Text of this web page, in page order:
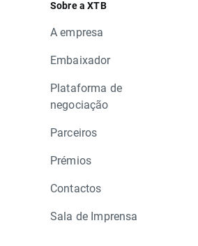
Sobre a XTB
A empresa
Embaixador
Plataforma de
negociação
Parceiros
Prémios
Contactos
Sala de Imprensa